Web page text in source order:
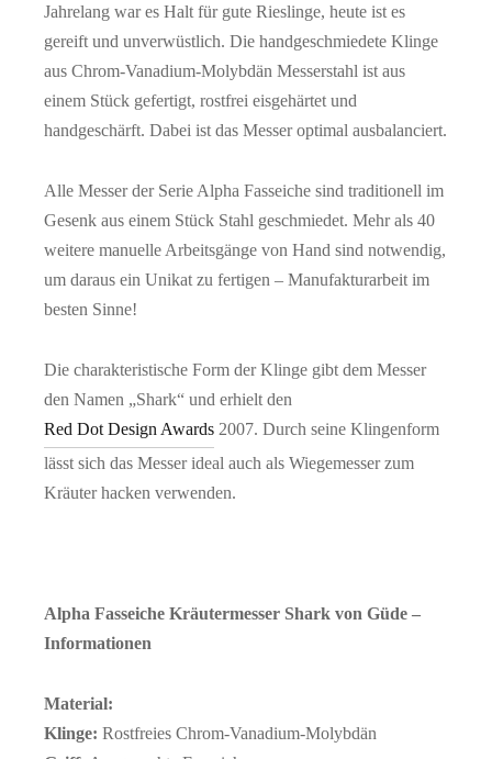
Jahrelang war es Halt für gute Rieslinge, heute ist es
gereift und unverwüstlich. Die handgeschmiedete Klinge
aus Chrom-Vanadium-Molybdän Messerstahl ist aus
einem Stück gefertigt, rostfrei eisgehärtet und
handgeschärft. Dabei ist das Messer optimal ausbalanciert.
Alle Messer der Serie Alpha Fasseiche sind traditionell im
Gesenk aus einem Stück Stahl geschmiedet. Mehr als 40
weitere manuelle Arbeitsgänge von Hand sind notwendig,
um daraus ein Unikat zu fertigen – Manufakturarbeit im
besten Sinne!
Die charakteristische Form der Klinge gibt dem Messer
den Namen „Shark“ und erhielt den
Red Dot Design Awards 2007. Durch seine Klingenform
lässt sich das Messer ideal auch als Wiegemesser zum
Kräuter hacken verwenden.
Alpha Fasseiche Kräutermesser Shark von Güde –
Informationen
Material:
Klinge: Rostfreies Chrom-Vanadium-Molybdän